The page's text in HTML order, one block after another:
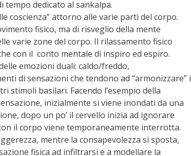
tempo dedicato al sankalpa.
coscienza” attorno alle varie parti del corpo.
fisico, ma di risveglio della mente
varie zone del corpo. Il rilassamento fisico
con il conto mentale di inspiro ed espiro.
emozioni duali: caldo/freddo,
di sensazioni che tendono ad “armonizzare” i
stimoli basilari. Facendo l’esempio della
inizialmente si viene inondati da una
dopo un po’ il cervello inizia ad ignorare
il corpo viene temporaneamente interrotta.
mentre la consapevolezza si sposta,
fisica ad infiltrarsi e a modellare la